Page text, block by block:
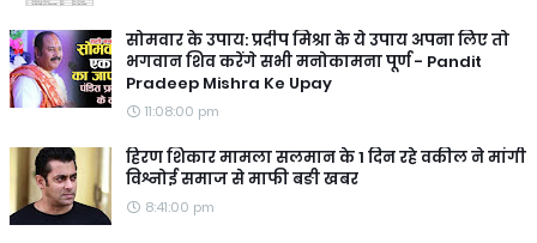
सोमवार के उपाय: प्रदीप मिश्रा के ये उपाय अपना लिए तो
भगवान शिव करेंगे सभी मनोकामना पूर्ण - Pandit
Pradeep Mishra Ke Upay
11:08:00 pm
हिरण शिकार मामला सलमान के 1 दिन रहे वकील ने मांगी
विश्नोई समाज से माफी बङी खबर
8:41:00 pm